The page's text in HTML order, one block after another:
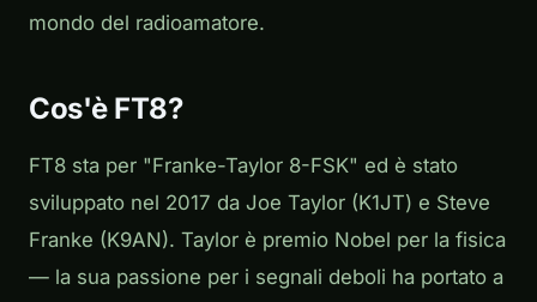
mondo del radioamatore.
Cos'è FT8?
FT8 sta per "Franke-Taylor 8-FSK" ed è stato
sviluppato nel 2017 da Joe Taylor (K1JT) e Steve
Franke (K9AN). Taylor è premio Nobel per la fisica
— la sua passione per i segnali deboli ha portato a